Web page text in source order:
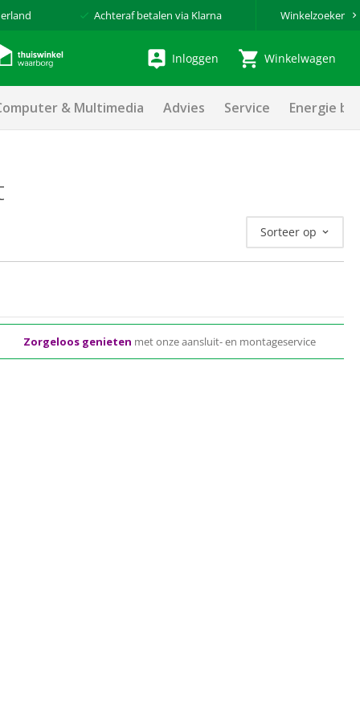
Achteraf betalen via Klarna Winkelzoeker
Inloggen Winkelwagen
& Multimedia Advies Service Energie
Sorteer op
Zorgeloos genieten met onze aansluit- en montageservice